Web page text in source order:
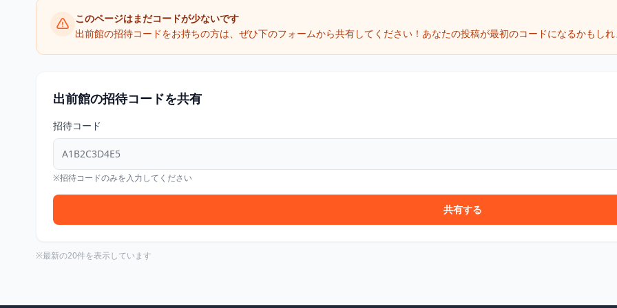
このページはまだコードが少ないです
出前館の招待コードをお持ちの方は、ぜひ下のフォームから共有してください！あなたの投稿が最初のコードになるかもし
出前館の招待コードを共有
招待コード
※招待コードのみを入力してください
共有する
※最新の20件を表示しています